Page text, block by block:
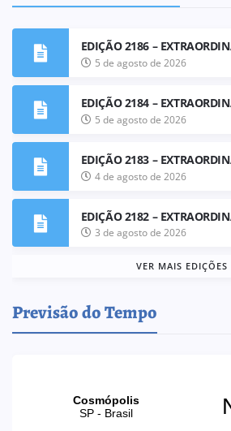
EDIÇÃO 2186 –
5 de agosto de 2026
EDIÇÃO 2184 –
5 de agosto de 2026
EDIÇÃO 2183 –
4 de agosto de 2026
EDIÇÃO 2182 –
3 de agosto de 2026
VER MAIS EDIÇÕES
Previsão do Tempo